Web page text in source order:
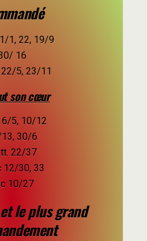
1, 22, 19/9
16
5, 23/11
son cœur
6/5, 10/12
30/6
22/37
12/30, 33
10/27
le plus grand